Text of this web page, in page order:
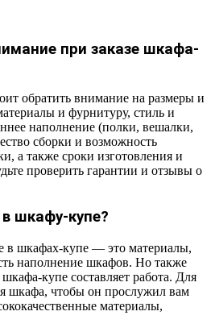
при заказе шкафа-
обратить внимание на размеры и
и фурнитуру, стиль и
наполнение (полки, вешалки,
сборки и возможность
а также сроки изготовления и
проверить гарантии и отзывы о
шкафу-купе?
в шкафах-купе — это материалы,
наполнение шкафов. Но также
купе составляет работа. Для
шкафа, чтобы он прослужил вам
материалы,